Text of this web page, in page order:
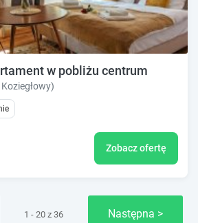
w pobliżu centrum
Zobacz ofertę
1 - 20 z 36 Następna